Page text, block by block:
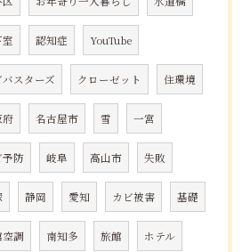
認知症 YouTube
バスターズ クローゼット 住環境
府 名古屋市 雪 一宮
予防 岐阜 高山市 失敗
静岡 愛知 カビ被害 基礎
空調 南知多 旅館 ホテル